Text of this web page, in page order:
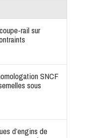
rail sur
SNCF
sous
d’engins de